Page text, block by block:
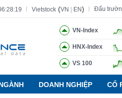
Vietstock (VN EN) Đấu
VN-Index
HNX-Index
VS 100
DOANH NGHIỆP CỔ
Ngành Mã chứng khoán